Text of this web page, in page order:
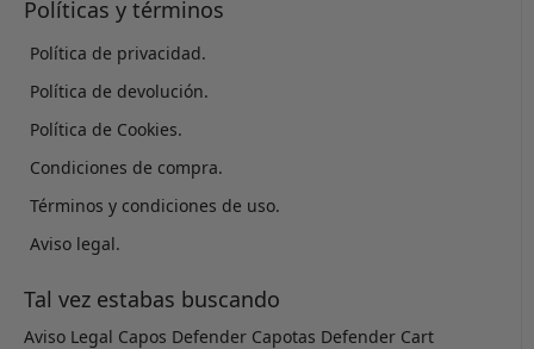
Políticas y términos
Política de privacidad.
Política de devolución.
Política de Cookies.
Condiciones de compra.
Términos y condiciones de uso.
Aviso legal.
Tal vez estabas buscando
Aviso Legal Capos Defender Capotas Defender Cart